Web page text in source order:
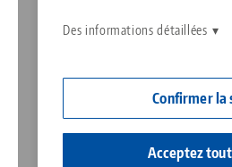
Des informations détaillées
Confirmer la
Acceptez